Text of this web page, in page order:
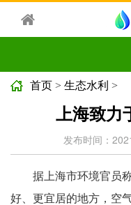
首页 > 生态水利 >
上海致力
发布时间：
据上海市环境官员
好、更宜居的地方，空